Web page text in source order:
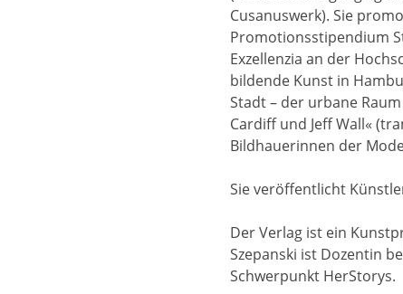
Cusanuswerk). Sie
Promotionsstipendium
Exzellenzia an der
bildende Kunst in
Stadt – der urbane
Cardiff und Jeff Wall«
Bildhauerinnen der
Sie veröffentlicht
Der Verlag ist ein
Szepanski ist Dozentin
Schwerpunkt HerStorys.